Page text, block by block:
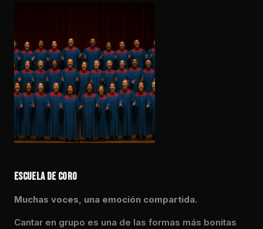
ESCUELA DE CORO
Muchas voces, una emoción compartida.
Cantar en grupo es una de las formas más bonitas